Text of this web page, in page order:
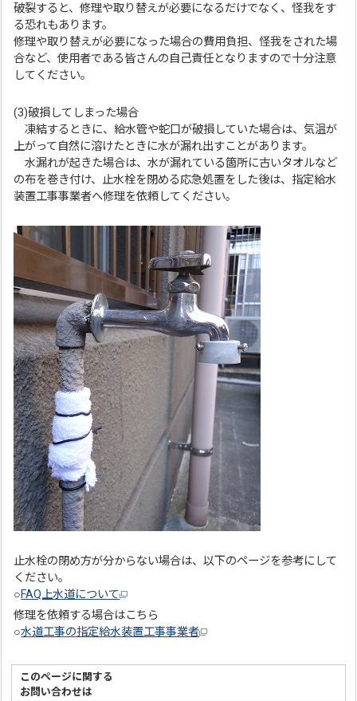
破裂すると、修理や取り替えが必要になるだけでなく、怪我をす
る恐れもあります。
修理や取り替えが必要になった場合の費用負担、怪我をされた場
合など、使用者である皆さんの自己責任となりますので十分注意
してください。
(3)破損してしまった場合
凍結するときに、給水管や蛇口が破損していた場合は、気温が
上がって自然に溶けたときに水が漏れ出すことがあります。
水漏れが起きた場合は、水が漏れている箇所に古いタオルなど
の布を巻き付け、止水栓を閉める応急処置をした後は、指定給水
装置工事事業者へ修理を依頼してください。
止水栓の閉め方が分からない場合は、以下のページを参考にして
ください。
○FAQ上水道について
修理を依頼する場合はこちら
○水道工事の指定給水装置工事事業者
このページに関する
お問い合わせは